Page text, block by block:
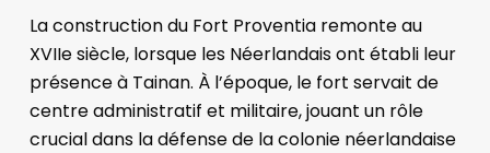
La construction du Fort Proventia remonte au
XVIIe siècle, lorsque les Néerlandais ont établi leur
présence à Tainan. À l’époque, le fort servait de
centre administratif et militaire, jouant un rôle
crucial dans la défense de la colonie néerlandaise